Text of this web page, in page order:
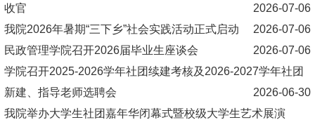
收官
2026-07-06
我院2026年暑期“三下乡”社会实践活动正式启动
2026-07-06
民政管理学院召开2026届毕业生座谈会
2026-07-06
学院召开2025-2026学年社团续建考核及2026-2027学年社团
新建、指导老师选聘会
2026-06-30
我院举办大学生社团嘉年华闭幕式暨校级大学生艺术展演